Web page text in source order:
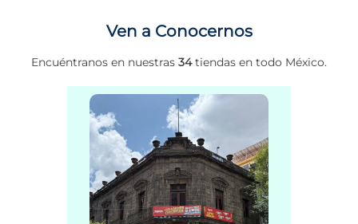
Ven a Conocernos
Encuéntranos en nuestras 34tiendas en todo México.